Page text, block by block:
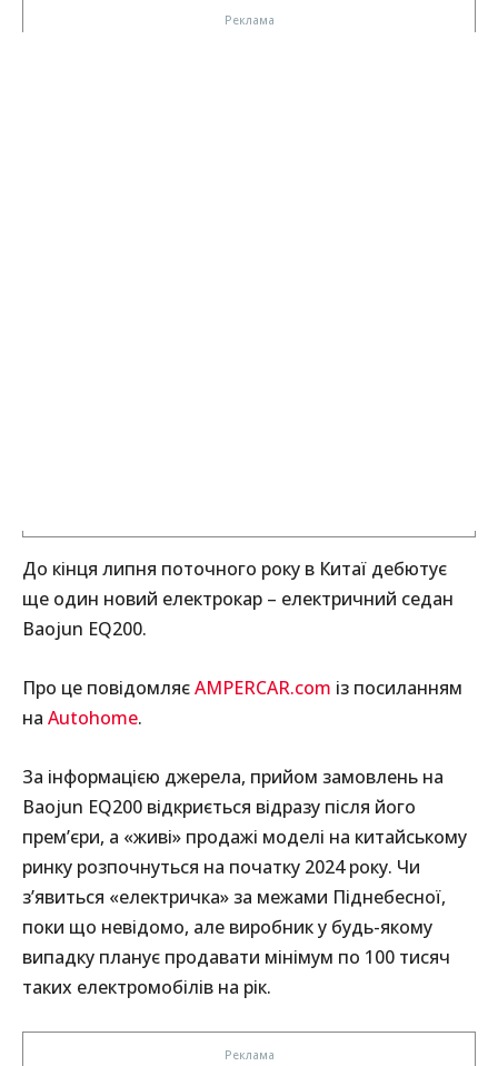
До кінця липня поточного року в Китаї дебютує
ще один новий електрокар – електричний седан
Baojun EQ200.
Про це повідомляєAMPERCAR.com із посиланням
на Autohome.
За інформацією джерела, прийом замовлень на
Baojun EQ200 відкриється відразу після його
прем’єри, а «живі» продажі моделі на китайському
ринку розпочнуться на початку 2024 року. Чи
з’явиться «електричка» за межами Піднебесної,
поки що невідомо, але виробник у будь-якому
випадку планує продавати мінімум по 100 тисяч
таких електромобілів на рік.